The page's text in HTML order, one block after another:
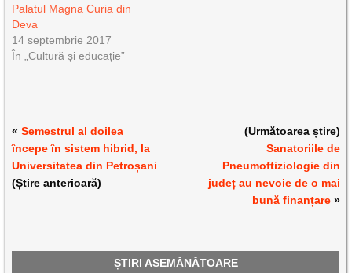
Palatul Magna Curia din
Deva
14 septembrie 2017
În „Cultură și educație”
«Semestrul al doilea
începe în sistem hibrid, la
Universitatea din Petroșani
(Știre anterioară)
(Următoarea știre)
Sanatoriile de
Pneumoftiziologie din
județ au nevoie de o mai
bună finanțare»
ȘTIRI ASEMĂNĂTOARE